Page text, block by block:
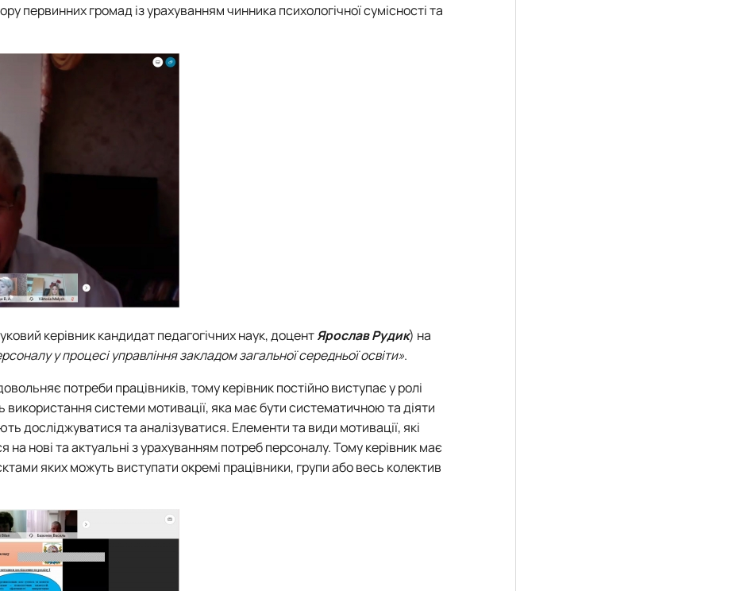
первинних громад із урахуванням чинника психологічної сумісності та
керівник кандидат педагогічних наук, доцентЯрослав Рудик) на
у процесі управління закладом загальної середньої освіти».
потреби працівників, тому керівник постійно виступає у ролі
використання системи мотивації, яка має бути систематичною та діяти
досліджуватися та аналізуватися. Елементи та види мотивації, які
нові та актуальні з урахуванням потреб персоналу. Тому керівник має
яких можуть виступати окремі працівники, групи або весь колектив